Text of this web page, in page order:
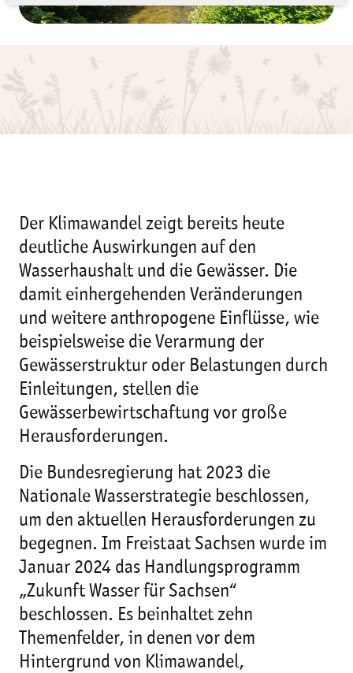
Der Klimawandel zeigt bereits heute
deutliche Auswirkungen auf den
Wasserhaushalt und die Gewässer. Die
damit einhergehenden Veränderungen
und weitere anthropogene Einflüsse, wie
beispielsweise die Verarmung der
Gewässerstruktur oder Belastungen durch
Einleitungen, stellen die
Gewässerbewirtschaftung vor große
Herausforderungen.
Die Bundesregierung hat 2023 die
Nationale Wasserstrategie beschlossen,
um den aktuellen Herausforderungen zu
begegnen. Im Freistaat Sachsen wurde im
Januar 2024 das Handlungsprogramm
„Zukunft Wasser für Sachsen“
beschlossen. Es beinhaltet zehn
Themenfelder, in denen vor dem
Hintergrund von Klimawandel,